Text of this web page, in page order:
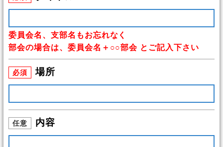
委員会名、支部名もお忘れなく
部会の場合は、委員会名＋○○部会 とご記入下さい
必須 場所
任意 内容